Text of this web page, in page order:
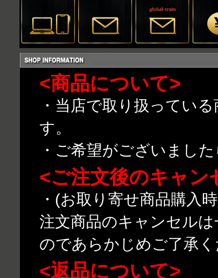
<商品について>
・当店で取り扱ってい
す。
・ご希望がございまし
<ご注文後のキャン
・(お取り寄せ商品購入
注文商品のキャンセル
のであらかじめご了承
<返品について>